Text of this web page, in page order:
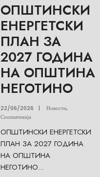
ОПШТИНСКИ
ЕНЕРГЕТСКИ
ПЛАН ЗА
2027 ГОДИНА
НА ОПШТИНА
НЕГОТИНО
22/06/2026 | Новости,
Соопштенија
ОПШТИНСКИ ЕНЕРГЕТСКИ
ПЛАН ЗА 2027 ГОДИНА
НА ОПШТИНА
НЕГОТИНО...